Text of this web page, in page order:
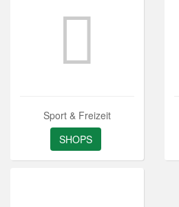
Sport & Freizeit
SHOPS